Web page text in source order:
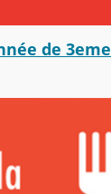
de 3eme